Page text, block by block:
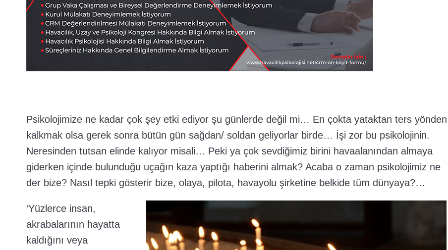
Psikolojimize ne kadar çok şey etki ediyor şu günlerde değil mi… En çokta yataktan ters yönden
kalkmak olsa gerek sonra bütün gün sağdan/ soldan geliyorlar birde… İşi zor bu psikolojinin.
Neresinden tutsan elinde kalıyor misali… Peki ya çok sevdiğimiz birini havaalanından almaya
giderken içinde bulunduğu uçağın kaza yaptığı haberini almak? Acaba o zaman psikolojimiz ne
der bize? Nasıl tepki gösterir bize, olaya, pilota, havayolu şirketine belkide tüm dünyaya?…
‘Yüzlerce insan,
akrabalarının hayatta
kaldığını veya